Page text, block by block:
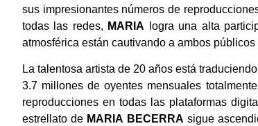
sus impresionantes números de
todas las redes, MARIA logra una alta
atmosférica están cautivando a ambos
La talentosa artista de 20 años está
3.7 millones de oyentes mensuales
reproducciones en todas las plataformas
estrellato de MARIA BECERRA sigue